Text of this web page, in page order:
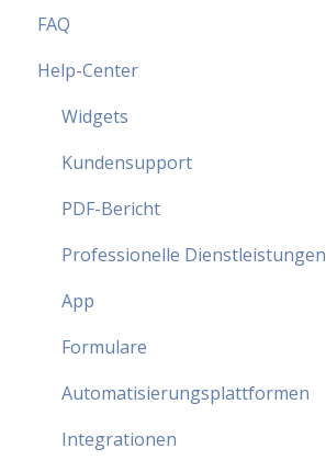
FAQ
MoreApp Pläne - FAQ
Beliebteste FAQ
Sicherheit - FAQ
Partnerprogramm - FAQ
Help-Center
Widgets
Kundensupport
PDF-Bericht
Professionelle Dienstleistungen
App
Formulare
Automatisierungsplattformen
Integrationen